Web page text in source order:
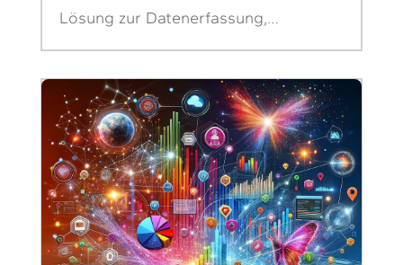
Lösung zur Datenerfassung,…